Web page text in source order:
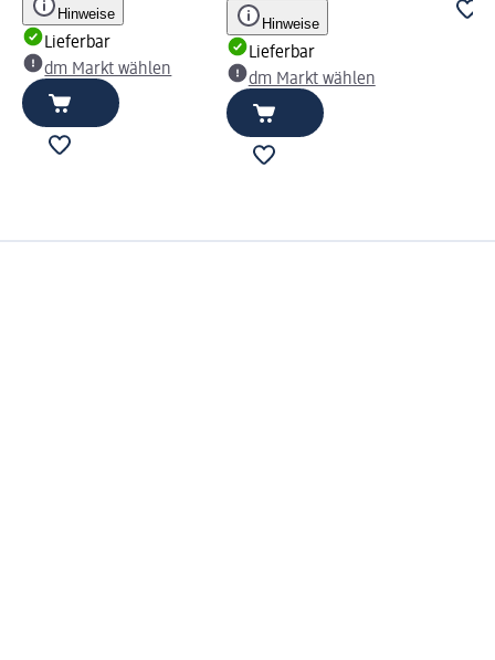
Hinweise
Lieferbar
dm Markt wählen
Hinweise
Lieferbar
dm Markt wählen